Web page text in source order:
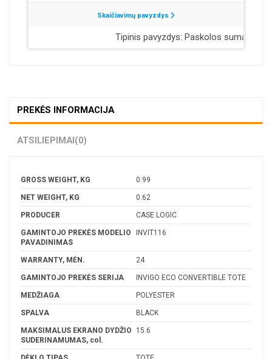
PREKĖS INFORMACIJA
ATSILIEPIMAI(0)
GROSS WEIGHT, KG 0.99
NET WEIGHT, KG 0.62
PRODUCER CASE LOGIC
GAMINTOJO PREKĖS MODELIO
PAVADINIMAS
INVIT116
WARRANTY, MĖN. 24
GAMINTOJO PREKĖS SERIJA INVIGO ECO CONVERTIBLE TOTE
MEDŽIAGA POLYESTER
SPALVA BLACK
MAKSIMALUS EKRANO DYDŽIO
SUDERINAMUMAS, col.
15.6